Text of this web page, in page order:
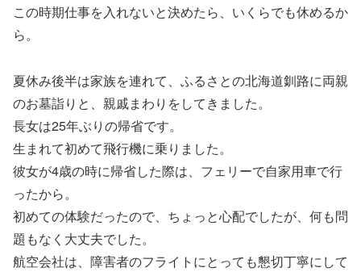
この時期仕事を入れないと決めたら、いくらでも休めるか
ら。
夏休み後半は家族を連れて、ふるさとの北海道釧路に両親
のお墓詣りと、親戚まわりをしてきました。
長女は25年ぶりの帰省です。
生まれて初めて飛行機に乗りました。
彼女が4歳の時に帰省した際は、フェリーで自家用車で行
ったから。
初めての体験だったので、ちょっと心配でしたが、何も問
題もなく大丈夫でした。
航空会社は、障害者のフライトにとっても懇切丁寧にして